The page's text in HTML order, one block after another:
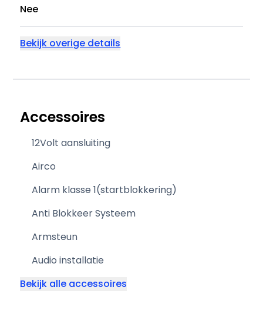
Nee
Bekijk overige details
Accessoires
12Volt aansluiting
Airco
Alarm klasse 1(startblokkering)
Anti Blokkeer Systeem
Armsteun
Audio installatie
Bekijk alle accessoires